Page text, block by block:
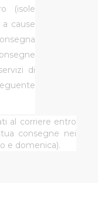
(isole
cause
di
al corriere entro
consegne nei
e domenica).